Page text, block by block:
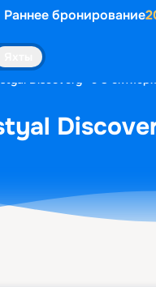
Раннее бронирование
Discovery» с 8